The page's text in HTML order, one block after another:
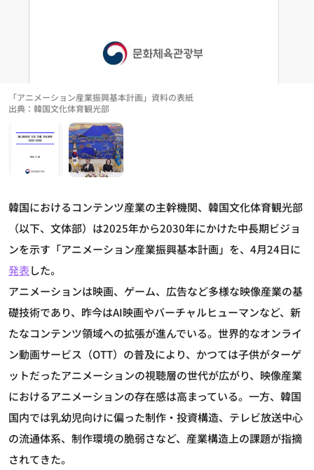
出典：韓国文化体育観光部
「アニメーション産業振興基本計画」資料の表紙
韓国におけるコンテンツ産業の主幹機関、韓国文化体育観光部
（以下、文体部）は2025年から2030年にかけた中長期ビジョ
ンを示す「アニメーション産業振興基本計画」を、4月24日に
発表した。
アニメーションは映画、ゲーム、広告など多様な映像産業の基
礎技術であり、昨今はAI映画やバーチャルヒューマンなど、新
たなコンテンツ領域への拡張が進んでいる。世界的なオンライ
ン動画サービス（OTT）の普及により、かつては子供がターゲ
ットだったアニメーションの視聴層の世代が広がり、映像産業
におけるアニメーションの存在感は高まっている。一方、韓国
国内では乳幼児向けに偏った制作・投資構造、テレビ放送中心
の流通体系、制作環境の脆弱さなど、産業構造上の課題が指摘
されてきた。